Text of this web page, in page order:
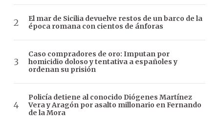
El mar de Sicilia devuelve restos de un barco de la
época romana con cientos de ánforas
Caso compradores de oro: Imputan por
homicidio doloso y tentativa a españoles y
ordenan su prisión
Policía detiene al conocido Diógenes Martínez
Vera y Aragón por asalto millonario en Fernando
de la Mora